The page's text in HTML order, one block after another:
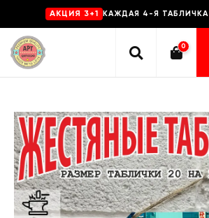
AKЦИЯ 3+1 КАЖДАЯ 4-Я ТАБЛИЧКА
0